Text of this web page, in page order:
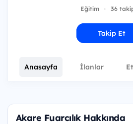
Eğitim · 36
Takip Et
Anasayfa İlanlar
Akare Fuarcılık Hakkında